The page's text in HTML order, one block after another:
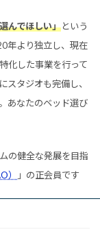
んでほしい」という
年より独立し、現在
化した事業を行って
スタジオも完備し、
あなたのベッド選び
の健全な発展を目指
） 」の正会員です